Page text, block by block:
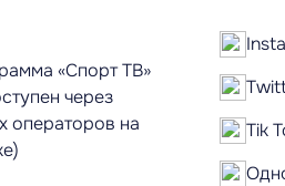
«Спорт ТВ»
через
операторов на
Tik